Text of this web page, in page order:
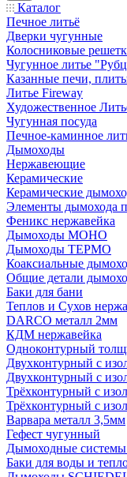
Каталог
Печное литьё
Дверки чугунные
Колосниковые
Чугунное литье
Казанные печи,
Литье Fireway
Художественное
Чугунная посуда
Печное-каминное
Дымоходы
Нержавеющие
Керамические
Керамические
Элементы дымохода
Феникс нержавейка
Дымоходы МОНО
Дымоходы ТЕРМО
Коаксиальные
Общие детали
Баки для бани
Теплов и Сухов
DARCO металл 2мм
КДМ нержавейка
Одноконтурный
Двухконтурный с
Двухконтурный с
Трёхконтурный с
Трёхконтурный с
Варвара металл 3,5мм
Гефест чугунный
Дымоходные
Баки для воды и